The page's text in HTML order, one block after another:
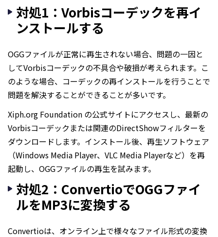
対処1：Vorbisコーデックを再イ
ンストールする
OGGファイルが正常に再生されない場合、問題の一因と
してVorbisコーデックの不具合や破損が考えられます。こ
のような場合、コーデックの再インストールを行うことで
問題を解決することができることが多いです。
Xiph.org Foundation の公式サイトにアクセスし、最新の
Vorbisコーデックまたは関連のDirectShowフィルターを
ダウンロードします。インストール後、再生ソフトウェア
（Windows Media Player、VLC Media Playerなど）を再
起動し、OGGファイルの再生を試みます。
対処2：ConvertioでOGGファイ
ルをMP3に変換する
Convertioは、オンライン上で様々なファイル形式の変換